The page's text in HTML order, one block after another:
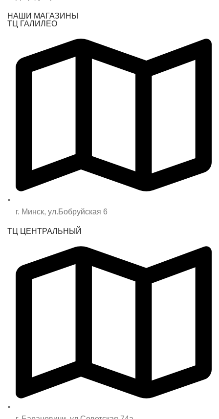
НАШИ МАГАЗИНЫ
ТЦ ГАЛИЛЕО
г. Минск, ул.Бобруйская 6
ТЦ ЦЕНТРАЛЬНЫЙ